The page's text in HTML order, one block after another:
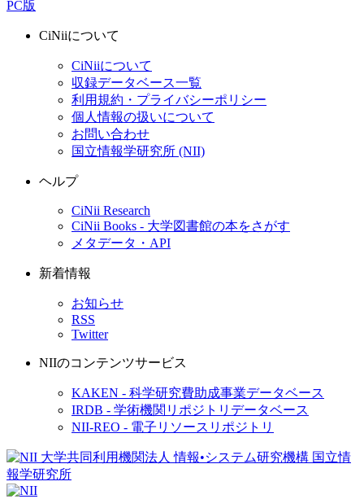
PC版
CiNiiについて
CiNiiについて
収録データベース一覧
利用規約・プライバシーポリシー
個人情報の扱いについて
お問い合わせ
国立情報学研究所 (NII)
ヘルプ
CiNii Research
CiNii Books - 大学図書館の本をさがす
メタデータ・API
新着情報
お知らせ
RSS
Twitter
NIIのコンテンツサービス
KAKEN - 科学研究費助成事業データベース
IRDB - 学術機関リポジトリデータベース
NII-REO - 電子リソースリポジトリ